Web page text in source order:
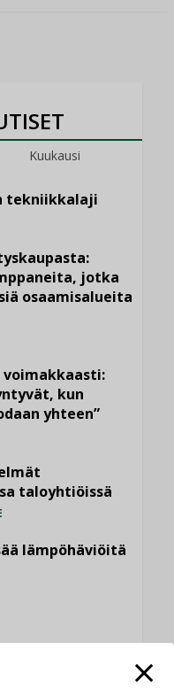
Kuukausi
tekniikkalaji
jotka
osaamisalueita
voimakkaasti:
kun
yhteen”
taloyhtiöissä
lämpöhäviöitä